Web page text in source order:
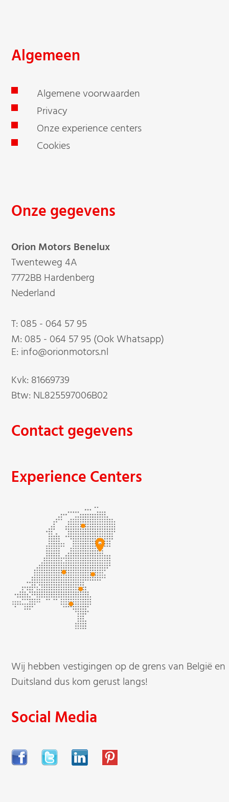
Algemeen
Algemene voorwaarden
Privacy
Onze experience centers
Cookies
Onze gegevens
Orion Motors Benelux
Twenteweg 4A
7772BB Hardenberg
Nederland
T: 085 - 064 57 95
M: 085 - 064 57 95 (Ook Whatsapp)
E: info@orionmotors.nl
Kvk: 81669739
Btw: NL825597006B02
Contact gegevens
Experience Centers
Wij hebben vestigingen op de grens van België en
Duitsland dus kom gerust langs!
Social Media